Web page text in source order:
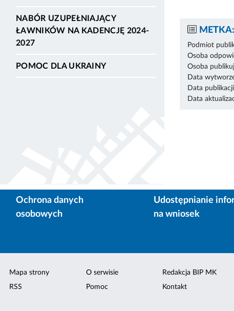
NABÓR UZUPEŁNIAJĄCY
ŁAWNIKÓW NA KADENCJĘ 2024-
2027
POMOC DLA UKRAINY
METKA:
Podmiot
Osoba
Osoba
Data
Data
Data
Ochrona danych
osobowych
Udostępnianie
na wniosek
Mapa strony
RSS
O serwisie
Pomoc
Redakcja BIP MK
Kontakt